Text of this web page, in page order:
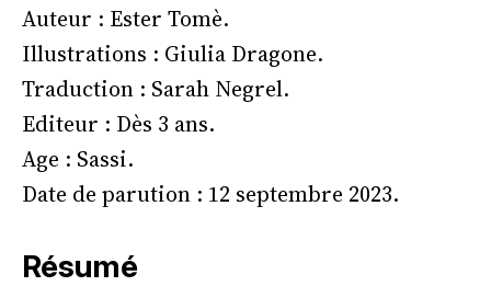
Auteur : Ester Tomè.
Illustrations : Giulia Dragone.
Traduction : Sarah Negrel.
Editeur : Dès 3 ans.
Age : Sassi.
Date de parution : 12 septembre 2023.
Résumé